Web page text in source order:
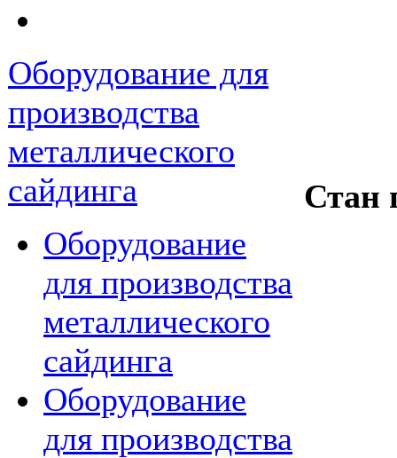
Оборудование для
производства
металлического
сайдинга
Оборудование
для производства
металлического
сайдинга
Оборудование
для производства
Стан